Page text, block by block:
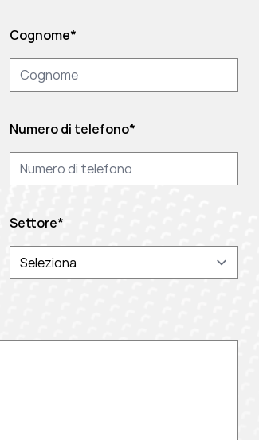
Cognome*
Numero di telefono*
Settore*